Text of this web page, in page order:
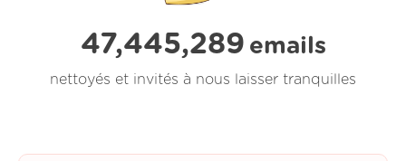
47,445,289 emails
nettoyés et invités à nous laisser tranquilles